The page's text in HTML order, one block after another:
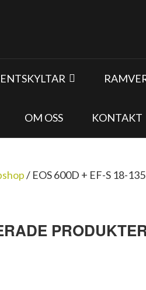
OM OSS KONTAKT
/ EOS 600D + EF-S 18-